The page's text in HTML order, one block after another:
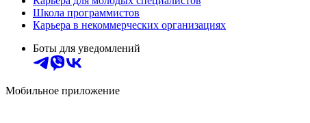
Школа программистов
Карьера в некоммерческих организациях
Боты для уведомлений
Мобильное приложение